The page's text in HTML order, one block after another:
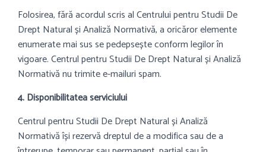
Folosirea, fără acordul scris al Centrului pentru Studii De
Drept Natural și Analiză Normativă, a oricăror elemente
enumerate mai sus se pedepsește conform legilor în
vigoare. Centrul pentru Studii De Drept Natural și Analiză
Normativă nu trimite e-mailuri spam.
4. Disponibilitatea serviciului
Centrul pentru Studii De Drept Natural și Analiză
Normativă își rezervă dreptul de a modifica sau de a